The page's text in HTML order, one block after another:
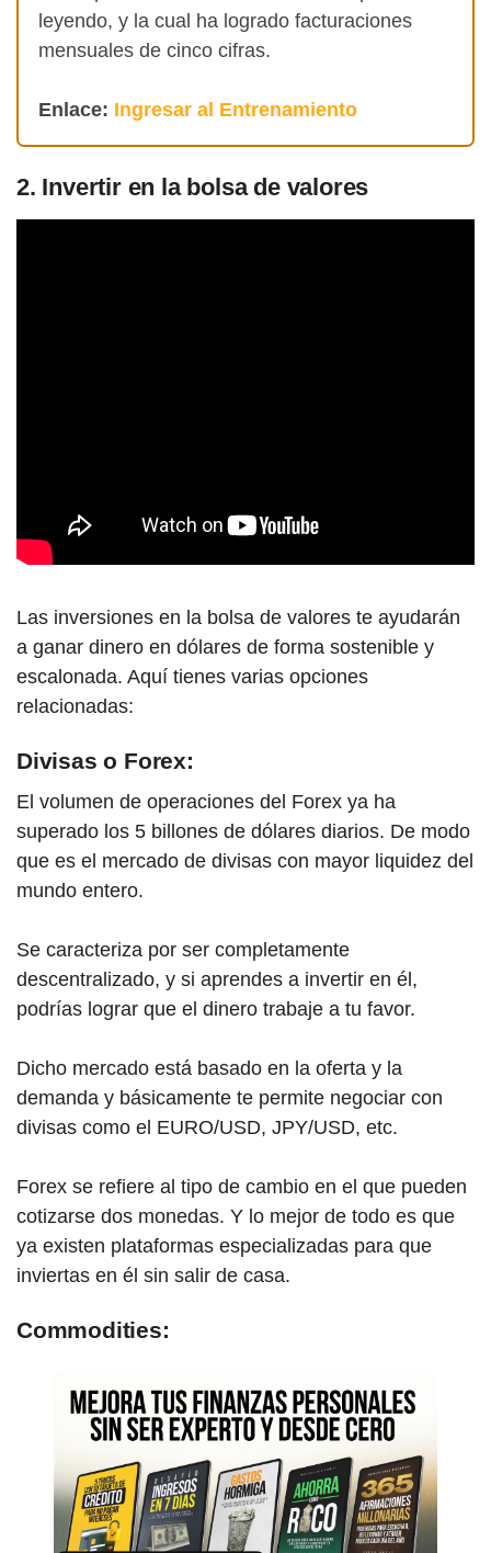
leyendo, y la cual ha logrado facturaciones
mensuales de cinco cifras.
Enlace: Ingresar al Entrenamiento
2. Invertir en la bolsa de valores
Las inversiones en la bolsa de valores te ayudarán
a ganar dinero en dólares de forma sostenible y
escalonada. Aquí tienes varias opciones
relacionadas:
Divisas o Forex:
El volumen de operaciones del Forex ya ha
superado los 5 billones de dólares diarios. De modo
que es el mercado de divisas con mayor liquidez del
mundo entero.
Se caracteriza por ser completamente
descentralizado, y si aprendes a invertir en él,
podrías lograr que el dinero trabaje a tu favor.
Dicho mercado está basado en la oferta y la
demanda y básicamente te permite negociar con
divisas como el EURO/USD, JPY/USD, etc.
Forex se refiere al tipo de cambio en el que pueden
cotizarse dos monedas. Y lo mejor de todo es que
ya existen plataformas especializadas para que
inviertas en él sin salir de casa.
Commodities: